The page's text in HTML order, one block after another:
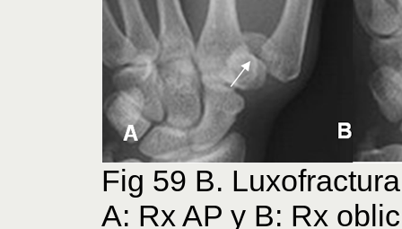
Fig 59 B.
A: Rx AP y B: Rx